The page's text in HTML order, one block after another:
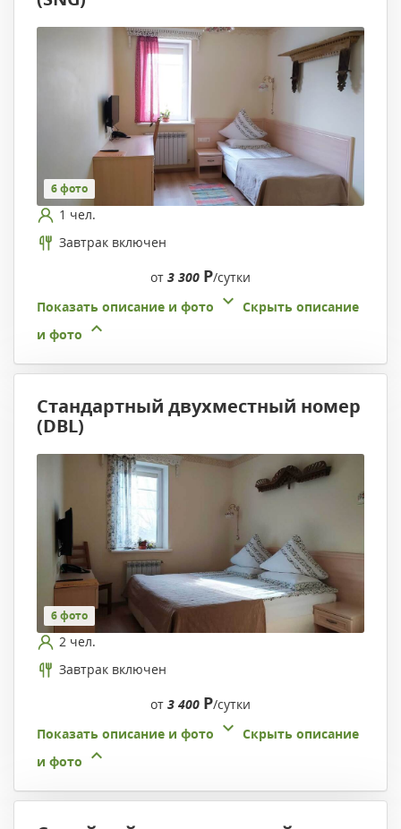
6 фото
1 чел.
Завтрак включен
от 3 300 Р/сутки
Показать описание и фото
Скрыть описание
и фото
Стандартный двухместный номер
(DBL)
6 фото
2 чел.
Завтрак включен
от 3 400 Р/сутки
Показать описание и фото
Скрыть описание
и фото